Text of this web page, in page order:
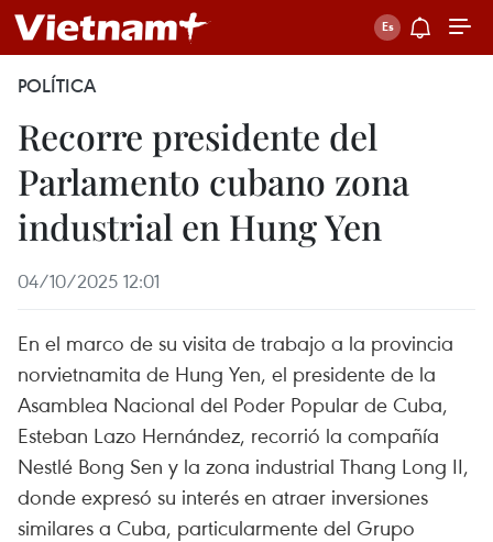
POLÍTICA
Recorre presidente del
Parlamento cubano zona
industrial en Hung Yen
04/10/2025 12:01
En el marco de su visita de trabajo a la provincia
norvietnamita de Hung Yen, el presidente de la
Asamblea Nacional del Poder Popular de Cuba,
Esteban Lazo Hernández, recorrió la compañía
Nestlé Bong Sen y la zona industrial Thang Long II,
donde expresó su interés en atraer inversiones
similares a Cuba, particularmente del Grupo